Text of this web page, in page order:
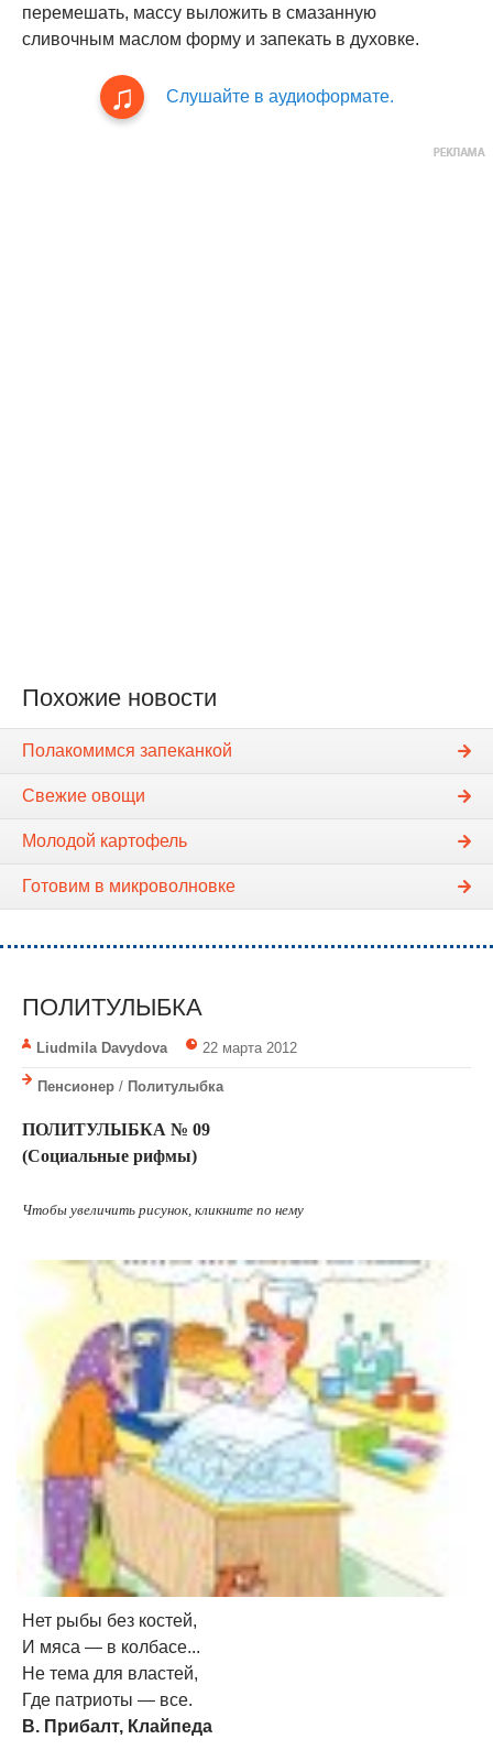
перемешать, массу выложить в смазанную
сливочным маслом форму и запекать в духовке.
Слушайте в аудиоформате.
Похожие новости
Полакомимся запеканкой
Свежие овощи
Молодой картофель
Готовим в микроволновке
ПОЛИТУЛЫБКА
Liudmila Davydova 22 марта 2012
Пенсионер / Политулыбка
ПОЛИТУЛЫБКА № 09
(Социальные рифмы)
Чтобы увеличить рисунок, кликните по нему
Нет рыбы без костей,
И мяса — в колбасе...
Не тема для властей,
Где патриоты — все.
В. Прибалт, Клайпеда